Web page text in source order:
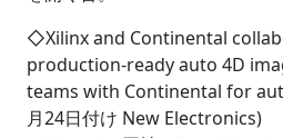
◇Xilinx and Continental
production-ready auto 4D
teams with Continental for
月24日付け New Electronics)